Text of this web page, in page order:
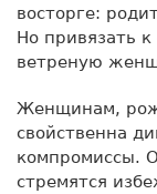
восторге:
Но привязать
ветреную
Женщинам,
свойственна
компромиссы.
стремятся